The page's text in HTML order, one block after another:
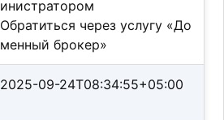
инистратором
Обратиться через услугу «До
менный брокер»
2025-09-24T08:34:55+05:00